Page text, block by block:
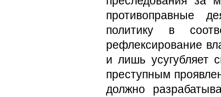
противоправные
политику в
рефлексирование
и лишь усугубляет
преступным
должно